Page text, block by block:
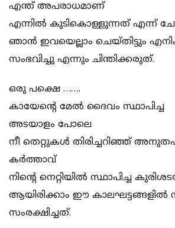
എന്ത് അപരാധമാണ്
എന്നിൽ കുടികൊള്ളുന്നത് എന്ന്
ഞാൻ ഇവയെല്ലാം ചെയ്തിട്ടും
സംഭവിച്ചു എന്നും ചിന്തിക്കരുത്.
ഒരു പക്ഷെ …….
കായേൻ്റെ മേൽ ദൈവം സ്ഥാപിച്ച
അടയാളം പോലെ
നീ തെറ്റുകൾ തിരിച്ചറിഞ്ഞ്
കർത്താവ്
നിൻ്റെ നെറ്റിയിൽ സ്ഥാപിച്ച
ആയിരിക്കാം ഈ കാലഘട്ടങ്ങളിൽ
സംരക്ഷിച്ചത്.